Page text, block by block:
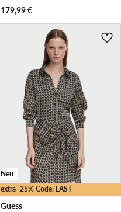
179,99€
extra -25% Code: LAST
Neu
Guess